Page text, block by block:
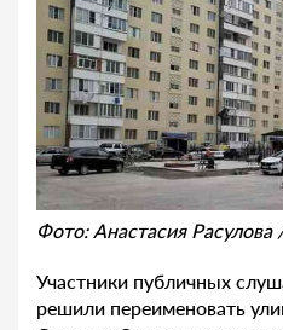
Фото: Анастасия
Участники публичных
решили переименовать